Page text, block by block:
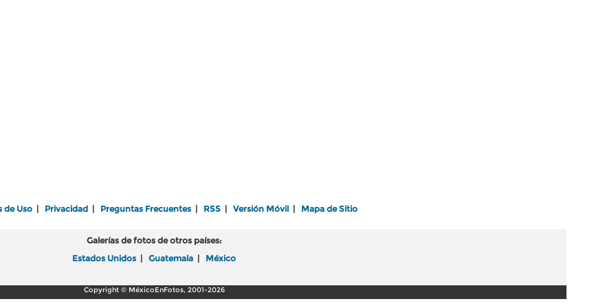
de Uso Privacidad Preguntas Frecuentes RSS Versión Móvil Mapa de Sitio
Galerías de fotos de otros países:
Estados Unidos
Guatemala México
Copyright © MéxicoEnFotos, 2001-2026